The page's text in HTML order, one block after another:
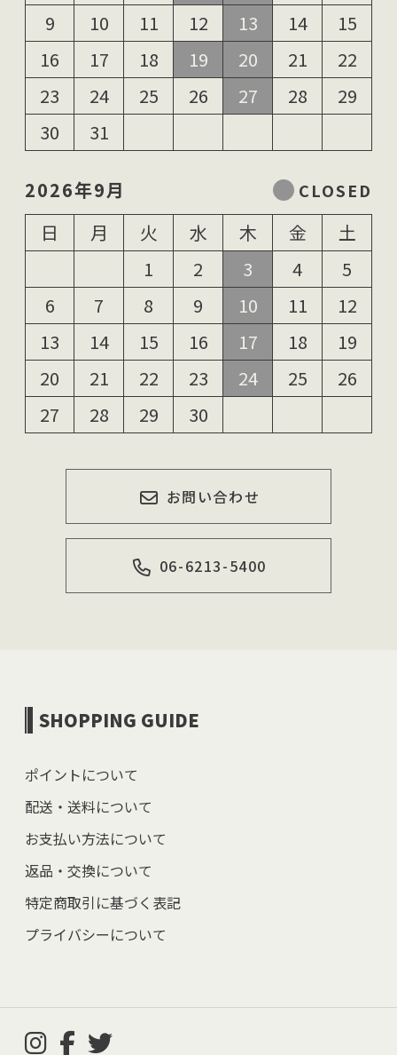
9
10 11 12 13 14
15
16
17 18 19 20 21
22
23
24 25 26 27 28
29
30
31
2026年9月
日
月 火 水 木 金
土
1
2 3 4
5
6
7 8 9 10 11
12
13
14 15 16 17 18
19
20
21 22 23 24 25
26
27
28 29 30
お問い合わせ
06-6213-5400
SHOPPING GUIDE
ポイントについて
配送・送料について
お支払い方法について
返品・交換について
特定商取引に基づく表記
プライバシーについて